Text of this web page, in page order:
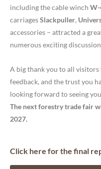
including the cable winch
carriagesSlackpuller,
accessories – attracted a
numerous exciting
A big thank you to all visitors
feedback, and the trust you
looking forward to seeing
The next forestry trade fair
2027.
Click here for the final